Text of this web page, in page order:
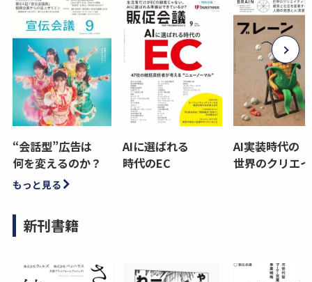
“会話型”広告は
何を変えるのか？
AIに選ばれる
時代のEC
AI実装時代の
世界のクリエ
もっと見る
新刊書籍